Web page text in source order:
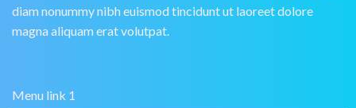
diam nonummy nibh euismod tincidunt ut laoreet dolore
magna aliquam erat volutpat.
Menu link 1